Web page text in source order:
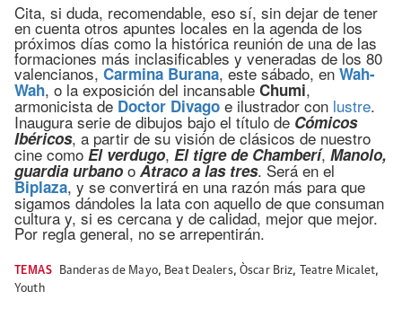
Cita, si duda, recomendable, eso sí, sin dejar de tener
en cuenta otros apuntes locales en la agenda de los
próximos días como la histórica reunión de una de las
formaciones más inclasificables y veneradas de los 80
valencianos, Carmina Burana, este sábado, en Wah-
Wah, o la exposición del incansable Chumi,
armonicista de Doctor Divago e ilustrador con lustre.
Inaugura serie de dibujos bajo el título de Cómicos
Ibéricos, a partir de su visión de clásicos de nuestro
cine como El verdugo, El tigre de Chamberí, Manolo,
guardia urbano o Atraco a las tres. Será en el
Biplaza, y se convertirá en una razón más para que
sigamos dándoles la lata con aquello de que consuman
cultura y, si es cercana y de calidad, mejor que mejor.
Por regla general, no se arrepentirán.
TEMAS Banderas de Mayo, Beat Dealers, Òscar Briz, Teatre Micalet,
Youth